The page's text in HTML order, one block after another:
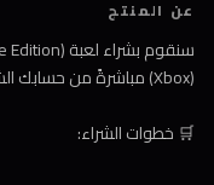
عن المنتج
(Xbox) مباشرةً من حسابك الشخصي 🎮
🛒 خطوات الشراء: